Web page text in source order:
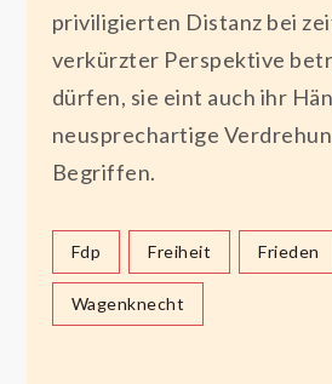
priviligierten Distanz bei
verkürzter Perspektive
dürfen, sie eint auch ihr
neusprechartige
Begriffen.
Fdp Freiheit Frieden
Wagenknecht